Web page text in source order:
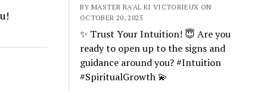
BY MASTER RA'AL KI VICTORIEUX ON
OCTOBER 20, 2025
✨ Trust Your Intuition! 😇 Are you
ready to open up to the signs and
guidance around you? #Intuition
#SpiritualGrowth 💫